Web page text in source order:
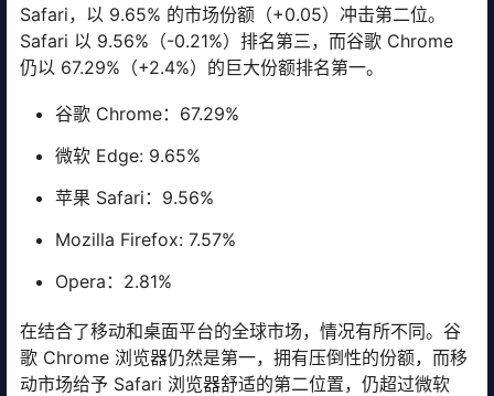
Safari，以 9.65% 的市场份额（+0.05）冲击第二位。
Safari 以 9.56%（-0.21%）排名第三，而谷歌 Chrome
仍以 67.29%（+2.4%）的巨大份额排名第一。
谷歌 Chrome：67.29%
微软 Edge: 9.65%
苹果 Safari：9.56%
Mozilla Firefox: 7.57%
Opera：2.81%
在结合了移动和桌面平台的全球市场，情况有所不同。谷
歌 Chrome 浏览器仍然是第一，拥有压倒性的份额，而移
动市场给予 Safari 浏览器舒适的第二位置，仍超过微软